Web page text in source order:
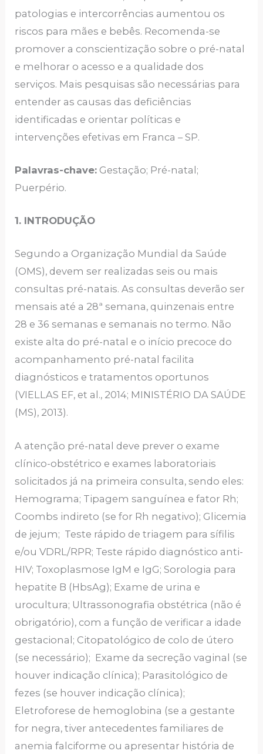
patologias e intercorrências aumentou os
riscos para mães e bebês. Recomenda-se
promover a conscientização sobre o pré-natal
e melhorar o acesso e a qualidade dos
serviços. Mais pesquisas são necessárias para
entender as causas das deficiências
identificadas e orientar políticas e
intervenções efetivas em Franca – SP.
Palavras-chave: Gestação; Pré-natal;
Puerpério.
1. INTRODUÇÃO
Segundo a Organização Mundial da Saúde
(OMS), devem ser realizadas seis ou mais
consultas pré-natais. As consultas deverão ser
mensais até a 28ª semana, quinzenais entre
28 e 36 semanas e semanais no termo. Não
existe alta do pré-natal e o início precoce do
acompanhamento pré-natal facilita
diagnósticos e tratamentos oportunos
(VIELLAS EF, et al., 2014; MINISTÉRIO DA SAÚDE
(MS), 2013).
A atenção pré-natal deve prever o exame
clínico-obstétrico e exames laboratoriais
solicitados já na primeira consulta, sendo eles:
Hemograma; Tipagem sanguínea e fator Rh;
Coombs indireto (se for Rh negativo); Glicemia
de jejum; Teste rápido de triagem para sífilis
e/ou VDRL/RPR; Teste rápido diagnóstico anti-
HIV; Toxoplasmose IgM e IgG; Sorologia para
hepatite B (HbsAg); Exame de urina e
urocultura; Ultrassonografia obstétrica (não é
obrigatório), com a função de verificar a idade
gestacional; Citopatológico de colo de útero
(se necessário); Exame da secreção vaginal (se
houver indicação clínica); Parasitológico de
fezes (se houver indicação clínica);
Eletroforese de hemoglobina (se a gestante
for negra, tiver antecedentes familiares de
anemia falciforme ou apresentar história de